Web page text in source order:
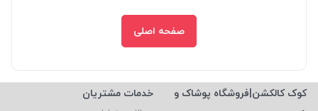
صفحه اصلی
کوک کالکشن|فروشگاه پوشاک و
خدمات مشتریان